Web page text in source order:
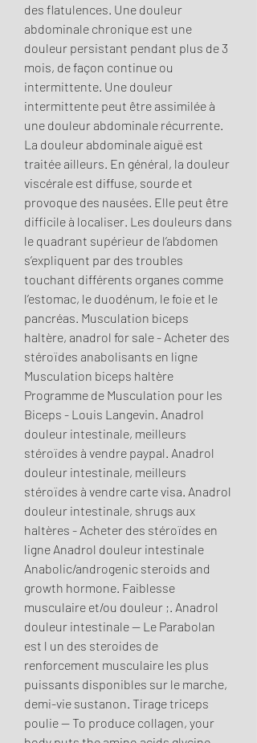
des flatulences. Une douleur
abdominale chronique est une
douleur persistant pendant plus de 3
mois, de façon continue ou
intermittente. Une douleur
intermittente peut être assimilée à
une douleur abdominale récurrente.
La douleur abdominale aiguë est
traitée ailleurs. En général, la douleur
viscérale est diffuse, sourde et
provoque des nausées. Elle peut être
difficile à localiser. Les douleurs dans
le quadrant supérieur de l’abdomen
s’expliquent par des troubles
touchant différents organes comme
l’estomac, le duodénum, le foie et le
pancréas. Musculation biceps
haltère, anadrol for sale - Acheter des
stéroïdes anabolisants en ligne
Musculation biceps haltère
Programme de Musculation pour les
Biceps - Louis Langevin. Anadrol
douleur intestinale, meilleurs
stéroïdes à vendre paypal. Anadrol
douleur intestinale, meilleurs
stéroïdes à vendre carte visa. Anadrol
douleur intestinale, shrugs aux
haltères - Acheter des stéroïdes en
ligne Anadrol douleur intestinale
Anabolic/androgenic steroids and
growth hormone. Faiblesse
musculaire et/ou douleur ;. Anadrol
douleur intestinale — Le Parabolan
est l un des steroides de
renforcement musculaire les plus
puissants disponibles sur le marche,
demi-vie sustanon. Tirage triceps
poulie — To produce collagen, your